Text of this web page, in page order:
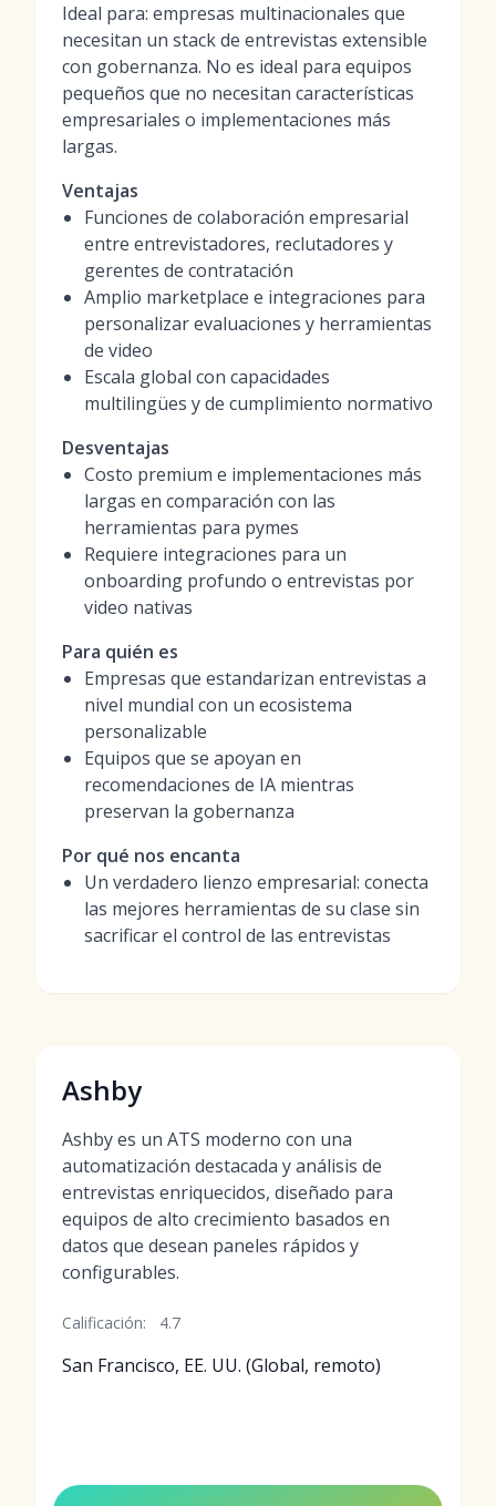
Ideal para: empresas multinacionales que
necesitan un stack de entrevistas extensible
con gobernanza. No es ideal para equipos
pequeños que no necesitan características
empresariales o implementaciones más
largas.
Ventajas
Funciones de colaboración empresarial
entre entrevistadores, reclutadores y
gerentes de contratación
Amplio marketplace e integraciones para
personalizar evaluaciones y herramientas
de video
Escala global con capacidades
multilingües y de cumplimiento normativo
Desventajas
Costo premium e implementaciones más
largas en comparación con las
herramientas para pymes
Requiere integraciones para un
onboarding profundo o entrevistas por
video nativas
Para quién es
Empresas que estandarizan entrevistas a
nivel mundial con un ecosistema
personalizable
Equipos que se apoyan en
recomendaciones de IA mientras
preservan la gobernanza
Por qué nos encanta
Un verdadero lienzo empresarial: conecta
las mejores herramientas de su clase sin
sacrificar el control de las entrevistas
Ashby
Ashby es un ATS moderno con una
automatización destacada y análisis de
entrevistas enriquecidos, diseñado para
equipos de alto crecimiento basados en
datos que desean paneles rápidos y
configurables.
Calificación: 4.7
San Francisco, EE. UU. (Global, remoto)